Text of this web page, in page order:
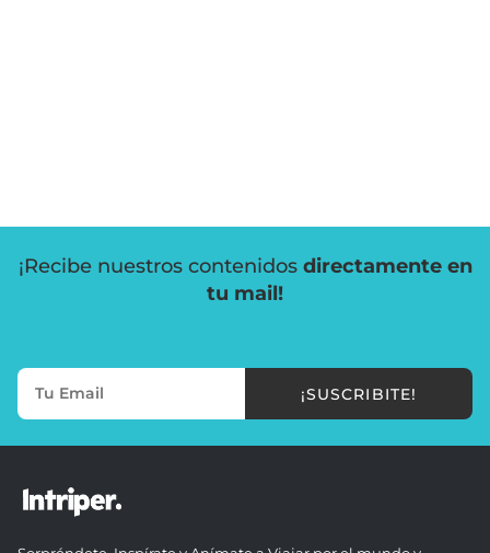
¡Recibe nuestros contenidos directamente en
tu mail!
¡SUSCRIBITE!